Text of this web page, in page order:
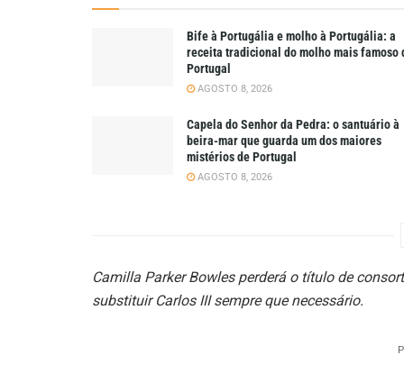
Bife à Portugália e molho à Portugália: a
receita tradicional do molho mais famoso
Portugal
AGOSTO 8, 2026
Capela do Senhor da Pedra: o santuário à
beira-mar que guarda um dos maiores
mistérios de Portugal
AGOSTO 8, 2026
Camilla Parker Bowles perderá o título de
substituir Carlos III sempre que necessário.